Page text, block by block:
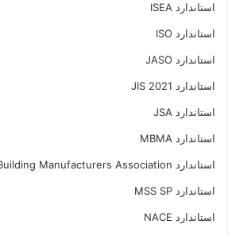
استاندارد ISEA
استاندارد ISO
استاندارد JASO
استاندارد JIS 2021
استاندارد JSA
استاندارد MBMA
استاندارد Metal Building Manufacturers Association
استاندارد MSS SP
استاندارد NACE